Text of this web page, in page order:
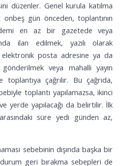
düzenler. Genel kurula katılma
gün önceden, toplantının
en az bir gazetede veya
ilan edilmek, yazılı olarak
posta adresine ya da
veya mahalli yayın
toplantıya çağrılır. Bu çağrıda,
toplantı yapılamazsa, ikinci
yerde yapılacağı da belirtilir. İlk
süre yedi günden az,
sebebinin dışında başka bir
geri bırakma sebepleri de